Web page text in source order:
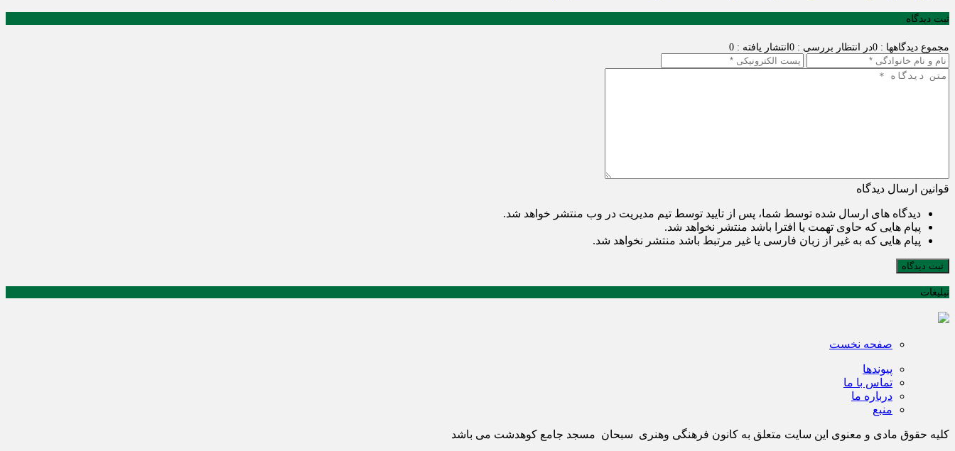
ثبت دیدگاه
مجموع دیدگاهها : 0 در انتظار بررسی : 0 انتشار یافته : 0
قوانین ارسال دیدگاه
دیدگاه های ارسال شده توسط شما، پس از تایید توسط تیم مدیریت در وب منتشر خواهد شد.
پیام هایی که حاوی تهمت یا افترا باشد منتشر نخواهد شد.
پیام هایی که به غیر از زبان فارسی یا غیر مرتبط باشد منتشر نخواهد شد.
ثبت دیدگاه
تبلیغات
صفحه نخست
پیوندها
تماس با ما
درباره ما
منبع
کلیه حقوق مادی و معنوی این سایت متعلق به کانون فرهنگی وهنری سبحان مسجد جامع کوهدشت می باشد